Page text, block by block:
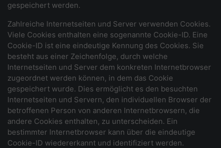
gespeichert werden.
Zahlreiche Internetseiten und Server verwenden Cookies.
Viele Cookies enthalten eine sogenannte Cookie-ID. Eine
Cookie-ID ist eine eindeutige Kennung des Cookies. Sie
besteht aus einer Zeichenfolge, durch welche
Internetseiten und Server dem konkreten Internetbrowser
zugeordnet werden können, in dem das Cookie
gespeichert wurde. Dies ermöglicht es den besuchten
Internetseiten und Servern, den individuellen Browser der
betroffenen Person von anderen Internetbrowsern, die
andere Cookies enthalten, zu unterscheiden. Ein
bestimmter Internetbrowser kann über die eindeutige
Cookie-ID wiedererkannt und identifiziert werden.